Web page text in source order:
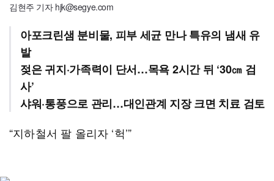
김현주 기자 hjk@segye.com
아포크린샘 분비물, 피부 세균 만나 특유의 냄새 유
발
젖은 귀지·가족력이 단서…목욕 2시간 뒤 ‘30㎝ 검
사’
샤워·통풍으로 관리…대인관계 지장 크면 치료 검토
“지하철서 팔 올리자 ‘헉’”